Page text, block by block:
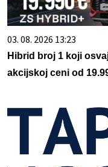
03. 08. 2026 13:23
Hibrid broj 1 koji
akcijskoj ceni od